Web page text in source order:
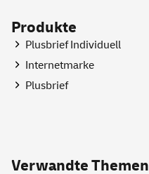
Produkte
Plusbrief Individuell
Internetmarke
Plusbrief
Verwandte Themen